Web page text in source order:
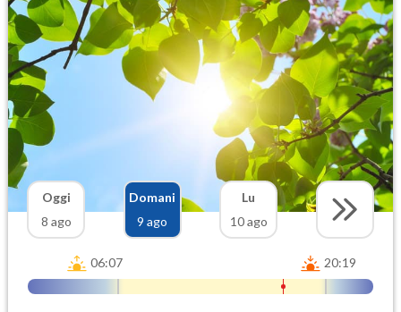
Oggi
8 ago
Domani
9 ago
Lu
10 ago
06:07 20:19